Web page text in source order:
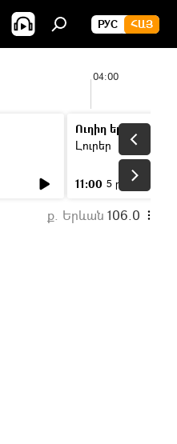
РУС ՀԱՅ
04:00
Ուղիղ եթեր
Լուրեր
11:00 5 ր
ք. Երևան 106.0